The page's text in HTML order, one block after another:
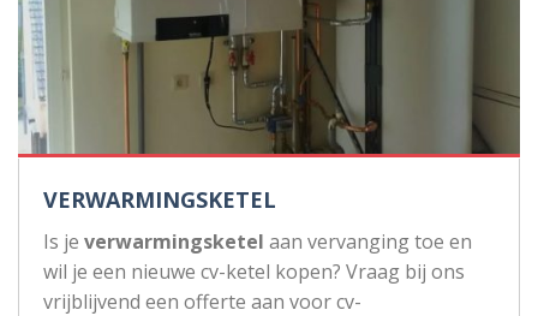
VERWARMINGSKETEL
Is je verwarmingsketel aan vervanging toe en
wil je een nieuwe cv-ketel kopen? Vraag bij ons
vrijblijvend een offerte aan voor cv-